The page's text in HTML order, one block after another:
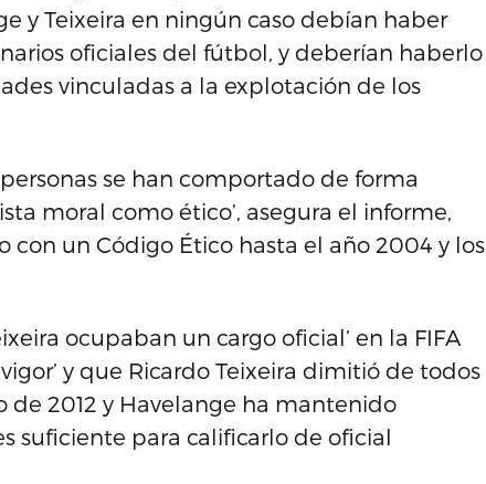
y Teixeira en ningún caso debían haber
oficiales del fútbol, y deberían haberlo
vinculadas a la explotación de los
se han comportado de forma
moral como ético’, asegura el informe,
con un Código Ético hasta el año 2004 y los
ocupaban un cargo oficial’ en la FIFA
y que Ricardo Teixeira dimitió de todos
de 2012 y Havelange ha mantenido
suficiente para calificarlo de oficial